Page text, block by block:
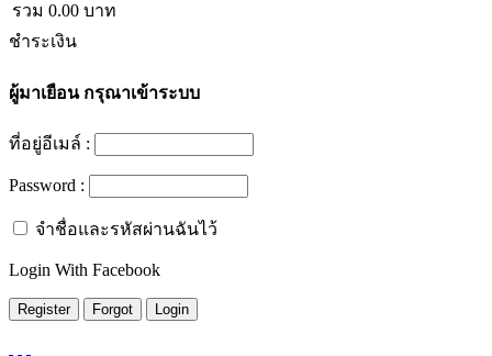
รวม 0.00 บาท
ชำระเงิน
ผู้มาเยือนกรุณาเข้าระบบ
ที่อยู่อีเมล์ :
Password :
จำชื่อและรหัสผ่านฉันไว้
Login With Facebook